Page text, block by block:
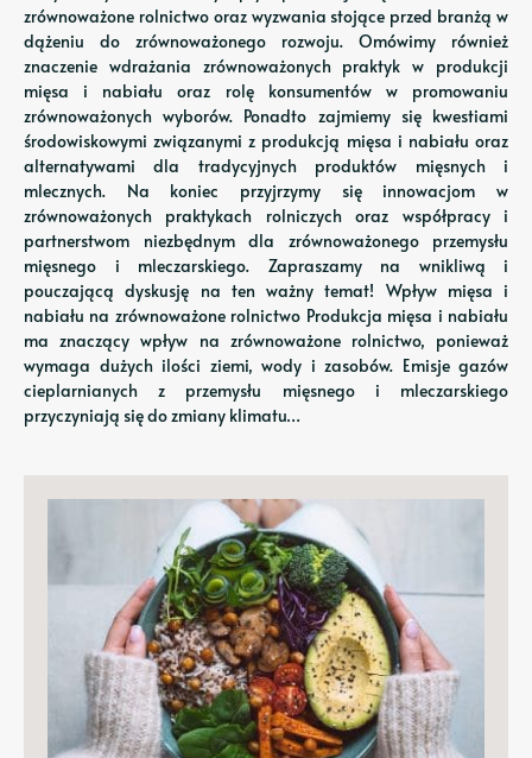
zrównoważone rolnictwo oraz wyzwania stojące przed branżą w
dążeniu do zrównoważonego rozwoju. Omówimy również
znaczenie wdrażania zrównoważonych praktyk w produkcji
mięsa i nabiału oraz rolę konsumentów w promowaniu
zrównoważonych wyborów. Ponadto zajmiemy się kwestiami
środowiskowymi związanymi z produkcją mięsa i nabiału oraz
alternatywami dla tradycyjnych produktów mięsnych i
mlecznych. Na koniec przyjrzymy się innowacjom w
zrównoważonych praktykach rolniczych oraz współpracy i
partnerstwom niezbędnym dla zrównoważonego przemysłu
mięsnego i mleczarskiego. Zapraszamy na wnikliwą i
pouczającą dyskusję na ten ważny temat! Wpływ mięsa i
nabiału na zrównoważone rolnictwo Produkcja mięsa i nabiału
ma znaczący wpływ na zrównoważone rolnictwo, ponieważ
wymaga dużych ilości ziemi, wody i zasobów. Emisje gazów
cieplarnianych z przemysłu mięsnego i mleczarskiego
przyczyniają się do zmiany klimatu…